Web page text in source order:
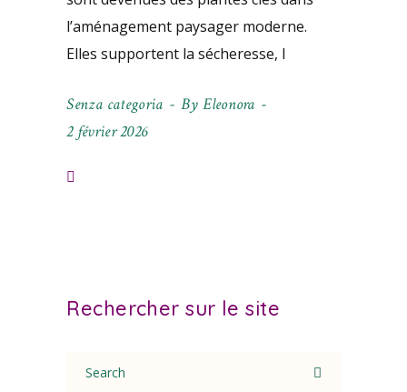
l’aménagement paysager moderne.
Elles supportent la sécheresse, l
Senza categoria By Eleonora
2 février 2026
Rechercher sur le site
for: